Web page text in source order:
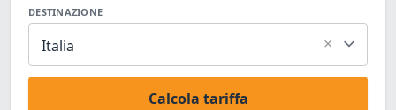
DESTINAZIONE
Italia ×
Calcola tariffa